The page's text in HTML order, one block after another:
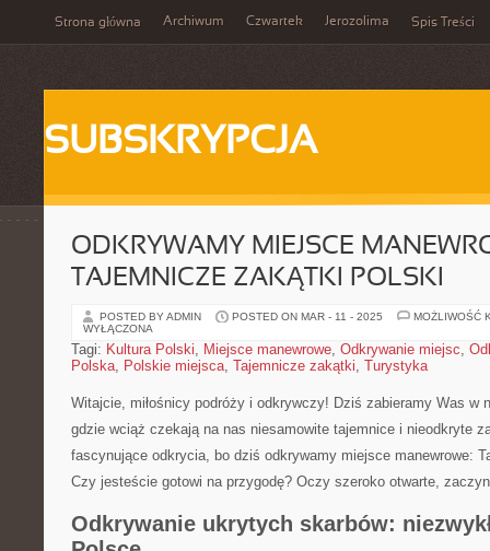
Strona główna Archiwum Czwartek Jerozolima Spis Treści
SUBSKRYPCJA
ODKRYWAMY MIEJSCE
TAJEMNICZE ZAKĄTKI POLSKI
POSTED BY ADMIN POSTED ON MAR - 11 - 2025
MOŻLIWOŚĆ
WYŁĄCZONA
Tagi: Kultura Polski, Miejsce manewrowe, Odkrywanie miejsc,
Polska, Polskie miejsca, Tajemnicze zakątki, Turystyka
Witajcie, miłośnicy podróży i odkrywczy! Dziś zabieramy Was w
gdzie wciąż czekają⁢ na nas niesamowite tajemnice i nieodkryte
fascynujące odkrycia, bo dziś odkrywamy miejsce manewrowe:
Czy jesteście gotowi na przygodę? Oczy szeroko otwarte,
Odkrywanie ukrytych skarbów: